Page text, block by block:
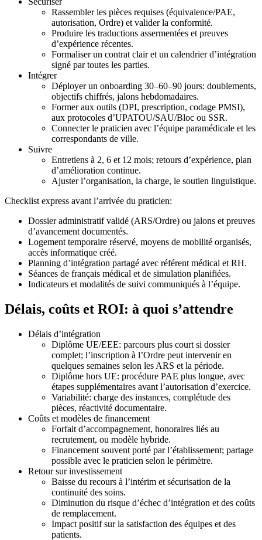
Rassembler les pièces requises (équivalence/PAE,
autorisation, Ordre) et valider la conformité.
Produire les traductions assermentées et preuves
d’expérience récentes.
Formaliser un contrat clair et un calendrier d’intégration
signé par toutes les parties.
Intégrer
Déployer un onboarding 30–60–90 jours: doublements,
objectifs chiffrés, jalons hebdomadaires.
Former aux outils (DPI, prescription, codage PMSI),
aux protocoles d’UPATOU/SAU/Bloc ou SSR.
Connecter le praticien avec l’équipe paramédicale et les
correspondants de ville.
Suivre
Entretiens à 2, 6 et 12 mois; retours d’expérience, plan
d’amélioration continue.
Ajuster l’organisation, la charge, le soutien linguistique.
Checklist express avant l’arrivée du praticien:
Dossier administratif validé (ARS/Ordre) ou jalons et preuves
d’avancement documentés.
Logement temporaire réservé, moyens de mobilité organisés,
accès informatique créé.
Planning d’intégration partagé avec référent médical et RH.
Séances de français médical et de simulation planifiées.
Indicateurs et modalités de suivi communiqués à l’équipe.
Délais, coûts et ROI: à quoi s’attendre
Délais d’intégration
Diplôme UE/EEE: parcours plus court si dossier
complet; l’inscription à l’Ordre peut intervenir en
quelques semaines selon les ARS et la période.
Diplôme hors UE: procédure PAE plus longue, avec
étapes supplémentaires avant l’autorisation d’exercice.
Variabilité: charge des instances, complétude des
pièces, réactivité documentaire.
Coûts et modèles de financement
Forfait d’accompagnement, honoraires liés au
recrutement, ou modèle hybride.
Financement souvent porté par l’établissement; partage
possible avec le praticien selon le périmètre.
Retour sur investissement
Baisse du recours à l’intérim et sécurisation de la
continuité des soins.
Diminution du risque d’échec d’intégration et des coûts
de remplacement.
Impact positif sur la satisfaction des équipes et des
patients.